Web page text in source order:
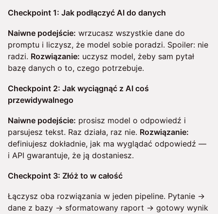
Checkpoint 1: Jak podłączyć AI do danych
Naiwne podejście: wrzucasz wszystkie dane do
promptu i liczysz, że model sobie poradzi. Spoiler: nie
radzi. Rozwiązanie: uczysz model, żeby sam pytał
bazę danych o to, czego potrzebuje.
Checkpoint 2: Jak wyciągnąć z AI coś
przewidywalnego
Naiwne podejście: prosisz model o odpowiedź i
parsujesz tekst. Raz działa, raz nie. Rozwiązanie:
definiujesz dokładnie, jak ma wyglądać odpowiedź —
i API gwarantuje, że ją dostaniesz.
Checkpoint 3: Złóż to w całość
Łączysz oba rozwiązania w jeden pipeline. Pytanie →
dane z bazy → sformatowany raport → gotowy wynik